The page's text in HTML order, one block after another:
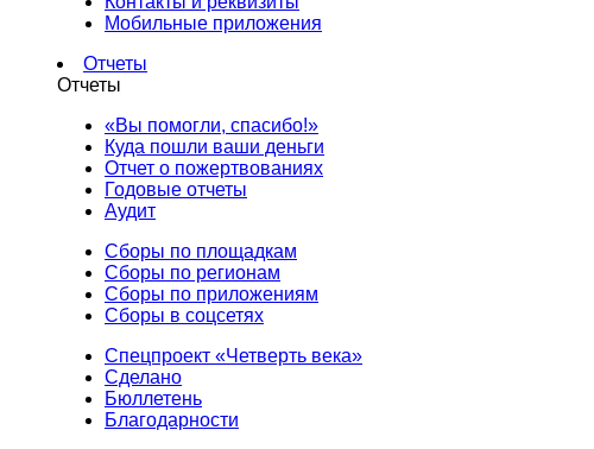
Мобильные приложения
Отчеты
Отчеты
«Вы помогли, спасибо!»
Куда пошли ваши деньги
Отчет о пожертвованиях
Годовые отчеты
Аудит
Сборы по площадкам
Сборы по регионам
Сборы по приложениям
Сборы в соцсетях
Спецпроект «Четверть века»
Сделано
Бюллетень
Благодарности